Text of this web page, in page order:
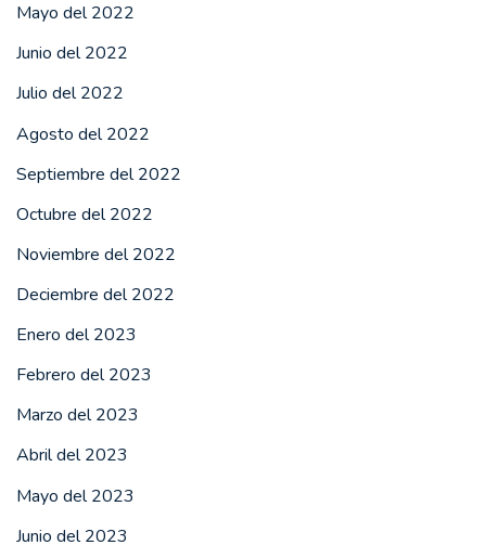
Mayo del 2022
Junio del 2022
Julio del 2022
Agosto del 2022
Septiembre del 2022
Octubre del 2022
Noviembre del 2022
Deciembre del 2022
Enero del 2023
Febrero del 2023
Marzo del 2023
Abril del 2023
Mayo del 2023
Junio del 2023